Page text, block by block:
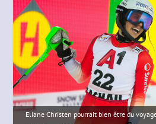
Eliane Christen pourrait bien être du